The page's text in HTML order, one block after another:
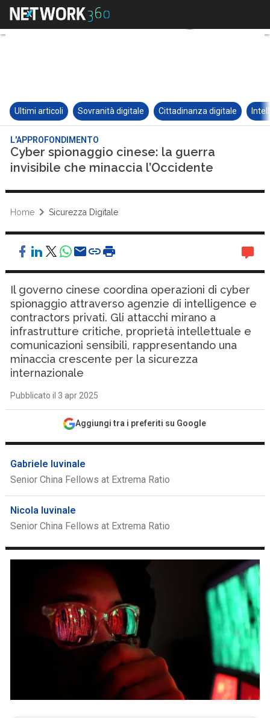
Ultimi articoli Sovranità digitale Cittadinanza digitale
L'APPROFONDIMENTO
Cyber spionaggio cinese: la guerra
invisibile che minaccia l’Occidente
Home Sicurezza Digitale
Il governo cinese coordina operazioni di cyber
spionaggio attraverso agenzie di intelligence e
contractors privati. Gli attacchi mirano a
infrastrutture critiche, proprietà intellettuale e
comunicazioni sensibili, rappresentando una
minaccia crescente per la sicurezza
internazionale
Pubblicato il 3 apr 2025
Aggiungi tra i preferiti su Google
Gabriele Iuvinale
Senior China Fellows at Extrema Ratio
Nicola Iuvinale
Senior China Fellows at Extrema Ratio